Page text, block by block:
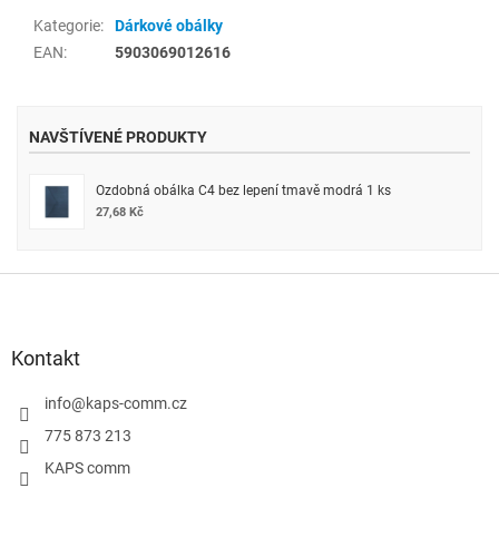
Kategorie:
Dárkové obálky
EAN: 5903069012616
NAVŠTÍVENÉ PRODUKTY
Ozdobná obálka C4 bez lepení tmavě modrá 1 ks
27,68 Kč
Kontakt
info@kaps-comm.cz
775 873 213
KAPS comm